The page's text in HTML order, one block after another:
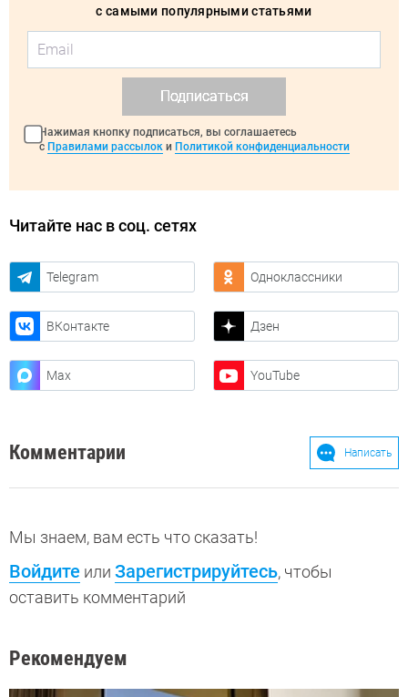
с самыми популярными статьями
Подписаться
Нажимая кнопку подписаться, вы соглашаетесь
с Правилами рассылок и Политикой конфиденциальности
Читайте нас в соц. сетях
Telegram Одноклассники
ВКонтакте Дзен
Max YouTube
Комментарии Написать
Мы знаем, вам есть что сказать!
Войдите или Зарегистрируйтесь, чтобы
оставить комментарий
Рекомендуем